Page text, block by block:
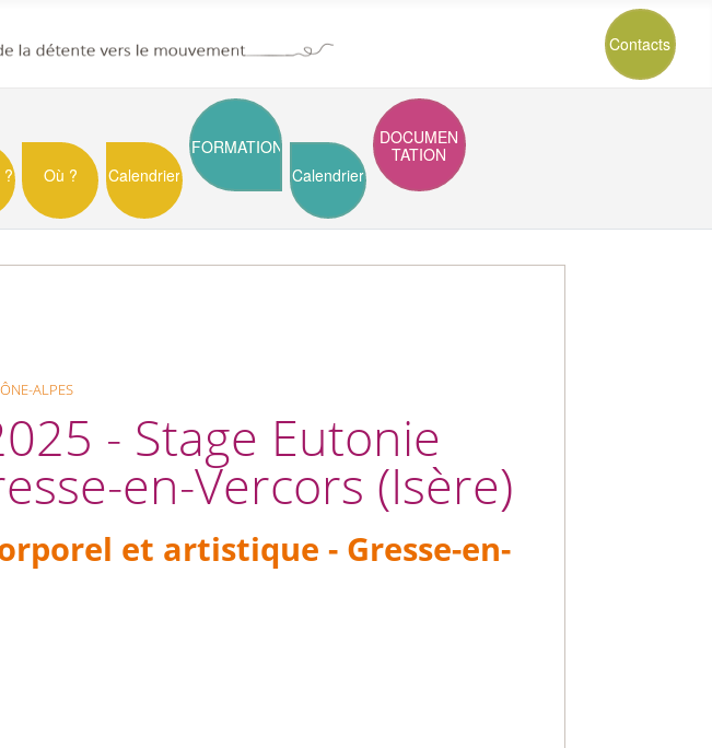
Contacts
? Où ? Calendrier
FORMATION
Calendrier
DOCUMEN
TATION
- Stage Eutonie
en-Vercors (Isère)
et artistique - Gresse-en-